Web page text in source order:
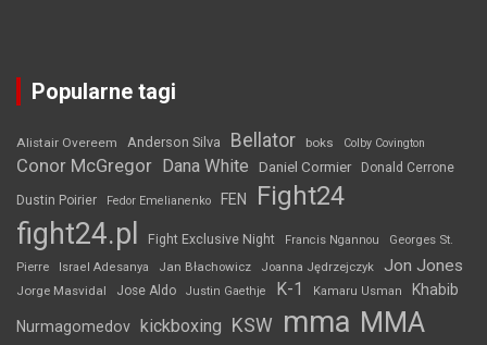
Popularne tagi
Alistair Overeem Anderson Silva Bellator boks Colby Covington
Conor McGregor Dana White Daniel Cormier Donald Cerrone
Dustin Poirier Fedor Emelianenko FEN Fight24
fight24.pl Fight Exclusive Night Francis Ngannou
Georges St.
Pierre
Israel Adesanya Jan Błachowicz Joanna Jędrzejczyk Jon Jones
Jorge Masvidal Jose Aldo Justin Gaethje K-1 Kamaru Usman Khabib
Nurmagomedov kickboxing KSW mma MMA